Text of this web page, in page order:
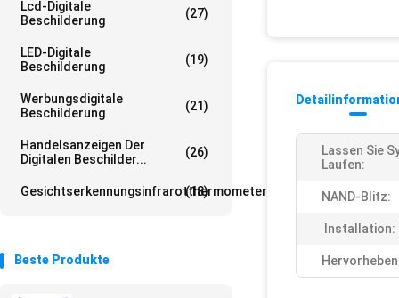
Lcd-Digitale
Beschilderung
(27)
LED-Digitale
Beschilderung
(19)
Werbungsdigitale
Beschilderung
(21)
Handelsanzeigen Der
Digitalen Beschilder...
(26)
Gesichtserkennungsinfrarotthermometer
(18)
Beste Produkte
Lassen Sie
Laufen:
NAND-Blitz:
Installation: